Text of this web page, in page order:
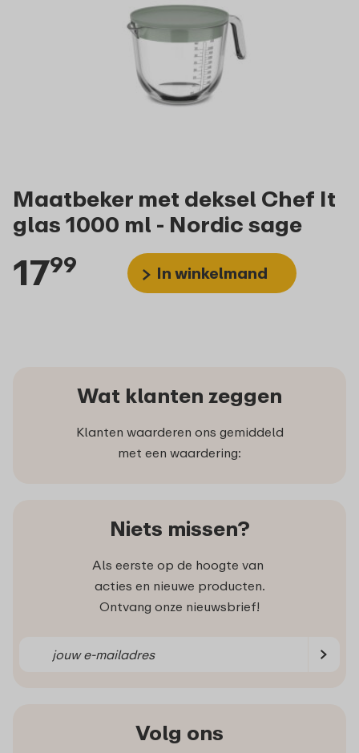
Maatbeker met deksel Chef It
glas 1000 ml - Nordic sage
1799 In winkelmand
Wat klanten zeggen
Klanten waarderen ons gemiddeld
met een waardering:
Niets missen?
Als eerste op de hoogte van
acties en nieuwe producten.
Ontvang onze nieuwsbrief!
Volg ons